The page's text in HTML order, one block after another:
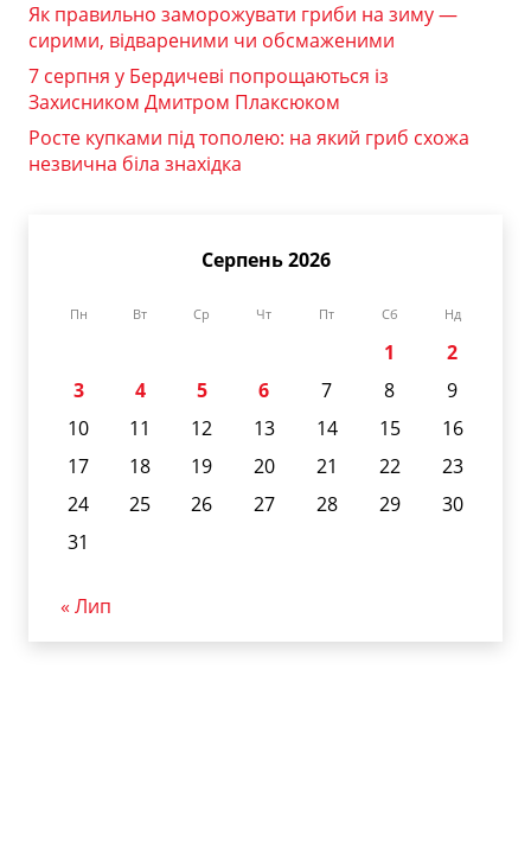
Як правильно заморожувати гриби на зиму —
сирими, відвареними чи обсмаженими
7 серпня у Бердичеві попрощаються із
Захисником Дмитром Плаксюком
Росте купками під тополею: на який гриб схожа
незвична біла знахідка
Серпень 2026
Пн Вт Ср Чт Пт Сб Нд
1
2
3
4 5 6 7 8
9
10
11 12 13 14 15
16
17
18 19 20 21 22
23
24
25 26 27 28 29
30
31
« Лип